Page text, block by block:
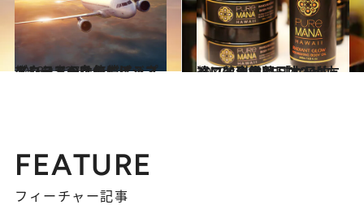
2018.12.27
エコノミーなのにビジネスクラスへ!? 無償アップグレードの条件とは？
旅＆お出かけ 2017.11.13
ハワイに住む日本人が友達に熱烈推薦 「女子的」ハワイ土産BEST12！
旅＆お出かけ
FEATURE
フィーチャー記事